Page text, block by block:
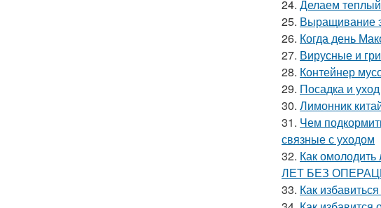
24. Делаем
25. Выращивание
26. Когда день
27. Вирусные и
28. Контейнер
29. Посадка и
30. Лимонник
31. Чем
связные с уходом
32. Как
ЛЕТ БЕЗ
33. Как